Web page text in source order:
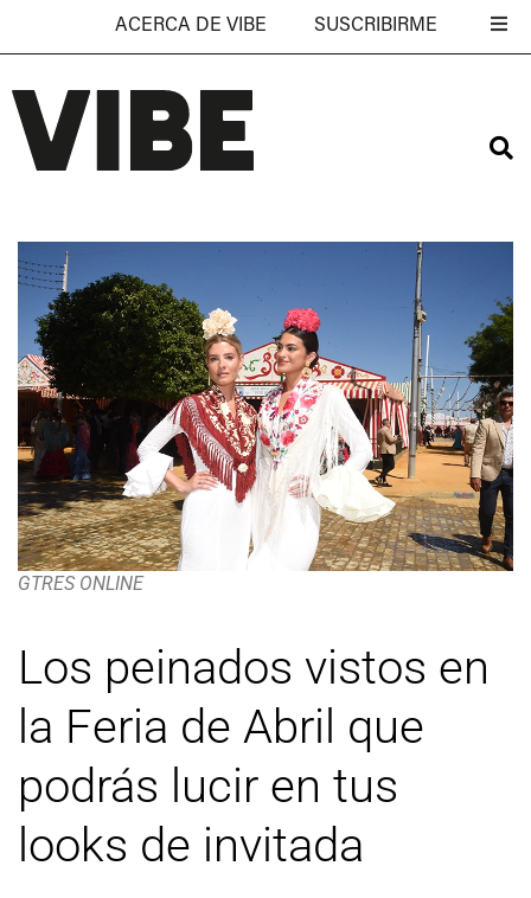
ACERCA DE VIBE SUSCRIBIRME
GTRES ONLINE
Los peinados vistos en
la Feria de Abril que
podrás lucir en tus
looks de invitada